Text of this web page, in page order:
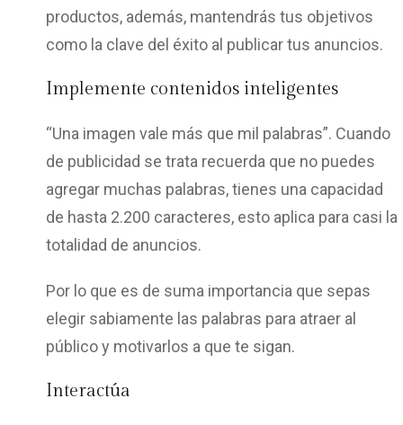
productos, además, mantendrás tus objetivos
como la clave del éxito al publicar tus anuncios.
Implemente contenidos inteligentes
“Una imagen vale más que mil palabras”. Cuando
de publicidad se trata recuerda que no puedes
agregar muchas palabras, tienes una capacidad
de hasta 2.200 caracteres, esto aplica para casi la
totalidad de anuncios.
Por lo que es de suma importancia que sepas
elegir sabiamente las palabras para atraer al
público y motivarlos a que te sigan.
Interactúa